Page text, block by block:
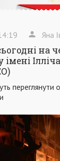
Яна
на
переглянути